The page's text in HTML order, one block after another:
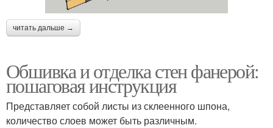
читать дальше →
Обшивка и отделка стен фанерой:
пошаговая инструкция
Представляет собой листы из склеенного шпона,
количество слоев может быть различным.